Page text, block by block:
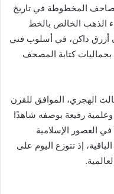
المخطوطة في تاريخ
الذهب الخالص بالخط
أزرق داكن، في أسلوب فني
بجماليات كتابة المصحف
الهجري، الموافق للقرن
وعلمية رفيعة بوصفه شاهدًا
العصور الإسلامية
إذ تتوزع اليوم على